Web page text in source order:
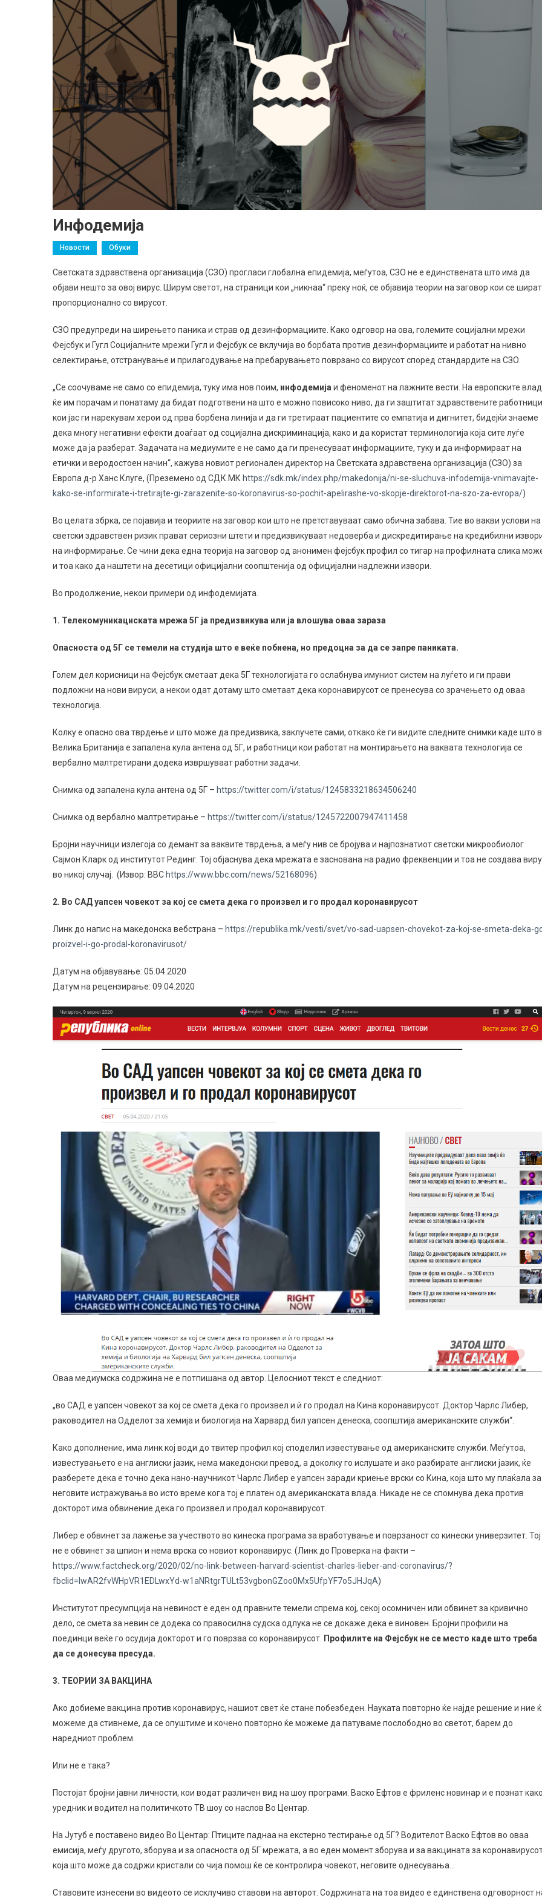
Инфодемија
Новости Обуки
Светската здравствена организација (СЗО) прогласи глобална епидемија, меѓутоа, СЗО не е единствената што има да
објави нешто за овој вирус. Ширум светот, на страници кои „никнаа“ преку ноќ, се објавија теории на заговор кои се шират
пропорционално со вирусот.
СЗО предупреди на ширењето паника и страв од дезинформациите. Како одговор на ова, големите социјални мрежи
Фејсбук и Гугл Социјалните мрежи Гугл и Фејсбук се вклучија во борбата против дезинформациите и работат на нивно
селектирање, отстранување и прилагодување на пребарувањето поврзано со вирусот според стандардите на СЗО.
„Се соочуваме не само со епидемија, туку има нов поим, инфодемијаи феноменот на лажните вести. На европските
ќе им порачам и понатаму да бидат подготвени на што е можно повисоко ниво, да ги заштитат здравствените работници
кои јас ги нарекувам херои од прва борбена линија и да ги третираат пациентите со емпатија и дигнитет, бидејќи знаеме
дека многу негативни ефекти доаѓаат од социјална дискриминација, како и да користат терминологија која сите луѓе
може да ја разберат. Задачата на медиумите е не само да ги пренесуваат информациите, туку и да информираат на
етички и веродостоен начин“, кажува новиот регионален директор на Светската здравствена организација (СЗО) за
Европа д-р Ханс Клуге, (Преземено од СДК.МК https://sdk.mk/index.php/makedonija/ni-se-sluchuva-infodemija-vnimavajte-
kako-se-informirate-i-tretirajte-gi-zarazenite-so-koronavirus-so-pochit-apelirashe-vo-skopje-direktorot-na-szo-za-evropa/)
Во целата збрка, се појавија и теориите на заговор кои што не претставуваат само обична забава. Тие во вакви услови на
светски здравствен ризик прават сериозни штети и предизвикуваат недоверба и дискредитирање на кредибилни
на информирање. Се чини дека една теорија на заговор од анонимен фејсбук профил со тигар на профилната слика
и тоа како да наштети на десетици официјални соопштенија од официјални надлежни извори.
Во продолжение, некои примери од инфодемијата.
1. Телекомуникациската мрежа 5Г ја предизвикува или ја влошува оваа зараза
Опасноста од 5Г се темели на студија што е веќе побиена, но предоцна за да се запре паниката.
Голем дел корисници на Фејсбук сметаат дека 5Г технологијата го ослабнува имуниот систем на луѓето и ги прави
подложни на нови вируси, а некои одат дотаму што сметаат дека коронавирусот се пренесува со зрачењето од оваа
технологија.
Колку е опасно ова тврдење и што може да предизвика, заклучете сами, откако ќе ги видите следните снимки каде што
Велика Британија е запалена кула антена од 5Г, и работници кои работат на монтирањето на ваквата технологија се
вербално малтретирани додека извршуваат работни задачи.
Снимка од запалена кула антена од 5Г – https://twitter.com/i/status/1245833218634506240
Снимка од вербално малтретирање – https://twitter.com/i/status/1245722007947411458
Бројни научници излегоја со демант за ваквите тврдења, а меѓу нив се бројува и најпознатиот светски микрообиолог
Сајмон Кларк од институтот Рединг. Тој објаснува дека мрежата е заснована на радио фреквенции и тоа не создава
во никој случај. (Извор: BBC https://www.bbc.com/news/52168096)
2. Во САД уапсен човекот за кој се смета дека го произвел и го продал коронавирусот
Линк до напис на македонска вебстрана – https://republika.mk/vesti/svet/vo-sad-uapsen-chovekot-za-koj-se-smeta-deka-
proizvel-i-go-prodal-koronavirusot/
Датум на објавување: 05.04.2020
Датум на рецензирање: 09.04.2020
Оваа медиумска содржина не е потпишана од автор. Целосниот текст е следниот:
„во САД е уапсен човекот за кој се смета дека го произвел и ѝ го продал на Кина коронавирусот. Доктор Чарлс Либер,
раководител на Одделот за хемија и биологија на Харвард бил уапсен денеска, соопштија американските служби“.
Како дополнение, има линк кој води до твитер профил кој споделил известување од американските служби. Меѓутоа,
известувањето е на англиски јазик, нема македонски превод, а доколку го ислушате и ако разбирате англиски јазик, ќе
разберетe дека е точно дека нано-научникот Чарлс Либер е уапсен заради криење врски со Кина, која што му плаќала за
неговите истражувања во исто време кога тој е платен од американската влада. Никаде не се спомнува дека против
докторот има обвинение дека го произвел и продал коронавирусот.
Либер е oбвинет за лажење за учеството во кинеска програма за вработување и поврзаност со кинески универзитет. Тој
не е обвинет за шпион и нема врска со новиот коронавирус. (Линк до Проверка на факти –
https://www.factcheck.org/2020/02/no-link-between-harvard-scientist-charles-lieber-and-coronavirus/?
fbclid=IwAR2fvWHpVR1EDLwxYd-w1aNRtgrTULt53vgbonGZoo0Mx5UfpYF7o5JHJqA)
Институтот пресумпција на невиност е еден од правните темели спрема кој, секој осомничен или обвинет за кривично
дело, се смета за невин се додека со правосилна судска одлука не се докаже дека е виновен. Бројни профили на
поединци веќе го осудија докторот и го поврзаа со коронавирусот. Профилите на Фејсбук не се место каде што треба
да се донесува пресуда.
3. ТЕОРИИ ЗА ВАКЦИНА
Ако добиеме вакцина против коронавирус, нашиот свет ќе стане побезбеден. Науката повторно ќе најде решение и ние
можеме да стивнеме, да се опуштиме и кочено повторно ќе можеме да патуваме послободно во светот, барем до
наредниот проблем.
Или не е така?
Постојат бројни јавни личности, кои водат различен вид на шоу програми. Васко Ефтов е фриленс новинар и е познат
уредник и водител на политичкото ТВ шоу со наслов Во Центар.
На Јутуб е поставено видео Во Центар: Птиците паднаа на екстерно тестирање од 5Г? Водителот Васко Ефтов во оваа
емисија, меѓу другото, зборува и за опасноста од 5Г мрежата, а во еден момент зборува и за вакцината за
која што може да содржи кристали со чија помош ќе се контролира човекот, неговите однесувања…
Ставовите изнесени во видеото се исклучиво ставови на авторот. Содржината на тоа видео е единствена одговорност